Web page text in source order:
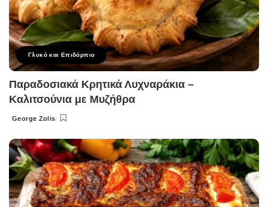
Γλυκό και Επιδόρπιο
Παραδοσιακά Κρητικά Λυχναράκια –
Καλιτσούνια με Μυζήθρα
Posted
George Zolis